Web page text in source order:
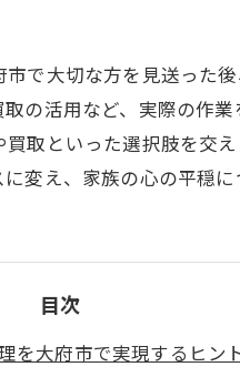
で大切な方を見送った
の活用など、実際の作
取といった選択肢を交
変え、家族の心の平穏に
目次
を大府市で実現するヒン